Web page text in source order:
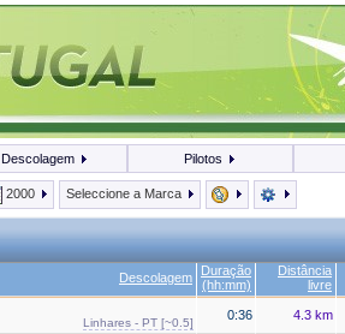
Descolagem Pilotos
2000 Seleccione a Marca
Descolagem
Duração
(hh:mm)
Distância
livre
Linhares - PT [~0.5]
0:36 4.3 km